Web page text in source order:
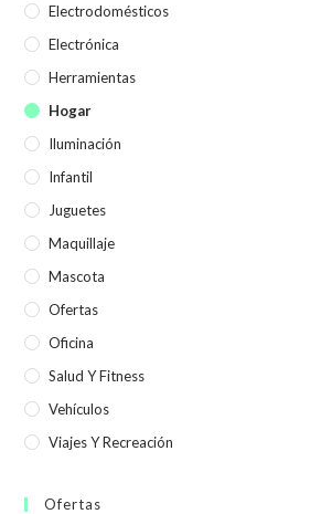
Electrodomésticos
Electrónica
Herramientas
Hogar
Iluminación
Infantil
Juguetes
Maquillaje
Mascota
Ofertas
Oficina
Salud Y Fitness
Vehículos
Viajes Y Recreación
Ofertas